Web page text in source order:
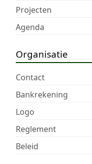
Projecten
Agenda
Organisatie
Contact
Bankrekening
Logo
Reglement
Beleid